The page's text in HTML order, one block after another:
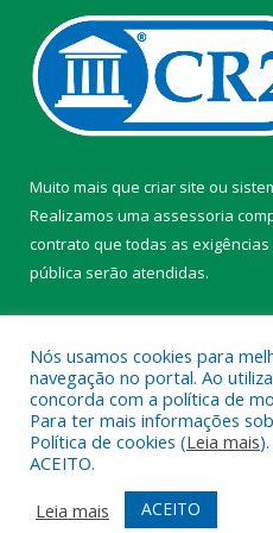
Muito mais que criar site ou
Realizamos uma assessoria
contrato que todas as exigências
pública serão atendidas.
Todos os direitos reservados a
Mapa do Site
Acessar Área
Nós usamos cookies para
navegação no portal. Ao
concorda com a política de
Para ter mais informações
Política de cookies (Leia mais
ACEITO.
Leia mais
ACEITO